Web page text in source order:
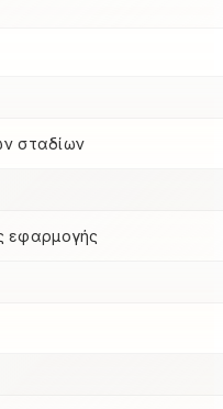
σταδίων
εφαρμογής